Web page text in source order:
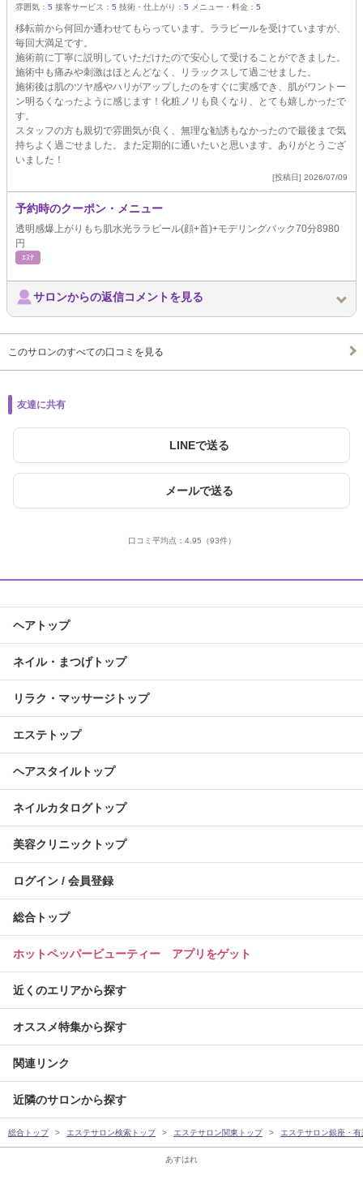
あすはれ
雰囲気： 5 接客サービス： 5 技術・仕上がり： 5 メニュー・料金： 5
移転前から何回か通わせてもらっています。ララピールを受けていますが、
毎回大満足です。
施術前に丁寧に説明していただけたので安心して受けることができました。
施術中も痛みや刺激はほとんどなく、リラックスして過ごせました。
施術後は肌のツヤ感やハリがアップしたのをすぐに実感でき、肌がワントー
ン明るくなったように感じます！化粧ノリも良くなり、とても嬉しかったで
す。
スタッフの方も親切で雰囲気が良く、無理な勧誘もなかったので最後まで気
持ちよく過ごせました。また定期的に通いたいと思います。ありがとうござ
いました！
[投稿日] 2026/07/09
予約時のクーポン・メニュー
透明感爆上がりもち肌水光ララピール(顔+首)+モデリングパック70分8980
円
ｴｽﾃ
サロンからの返信コメントを見る
このサロンのすべての口コミを見る
友達に共有
LINEで送る
メールで送る
口コミ平均点： 4.95 （93件）
ヘアトップ
ネイル・まつげトップ
リラク・マッサージトップ
エステトップ
ヘアスタイルトップ
ネイルカタログトップ
美容クリニックトップ
ログイン / 会員登録
総合トップ
ホットペッパービューティー アプリをゲット
近くのエリアから探す
オススメ特集から探す
関連リンク
近隣のサロンから探す
総合トップ エステサロン検索トップ エステサロン関東トップ エステサロン銀座・